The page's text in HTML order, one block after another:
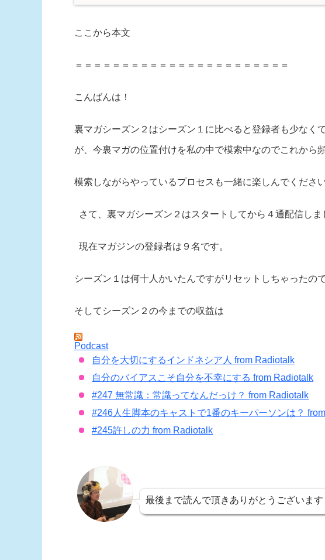
ここから本文
＝＝＝＝＝＝＝＝＝＝＝＝＝＝＝＝＝＝＝＝＝＝＝
こんばんは！
裏マガシーズン２はシーズン１に比べると登録者も少なく
が、今裏マガの位置付けを私の中で模索中なのでこれから
模索しながらやっているプロセスも一緒に楽しんでください
さて、裏マガシーズン２はスタートしてから４通配信しま
現在マガジンの登録者は９名です。
シーズン１は何十人かいたんですがリセットしちゃったの
そしてシーズン２の今までの収益は
Podcast
自分を大切にするインドネシア人 from Radiotalk
自分のバイアスこそ自分を不幸にする from Radiotalk
#247 無常識：常識ってなんだっけ？ from Radiotalk
#246人生脚本のキャストで1番のキーパーソンは？
#245許しの力 from Radiotalk
最後まで読んで頂きありがとうございます